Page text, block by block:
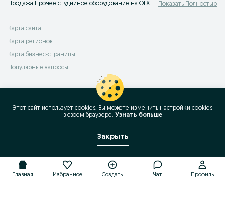
Продажа Прочее студийное оборудование на OLX.uz Узбекистан - множество выгодных предложений для покупки студийного оборудования в Узбекистане! Показать Полностью
Карта сайта
Карта регионов
Карта бизнес-страницы
Популярные запросы
Главная Избранное Создать Чат Профиль
Этот сайт использует cookies. Вы можете изменить настройки cookies
в своeм браузере. Узнать больше
Закрыть